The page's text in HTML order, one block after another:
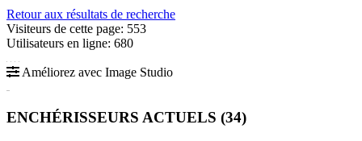
Retour aux résultats de recherche
Visiteurs de cette page: 553
Utilisateurs en ligne: 680
Améliorez avec Image Studio
ENCHÉRISSEURS ACTUELS (34)